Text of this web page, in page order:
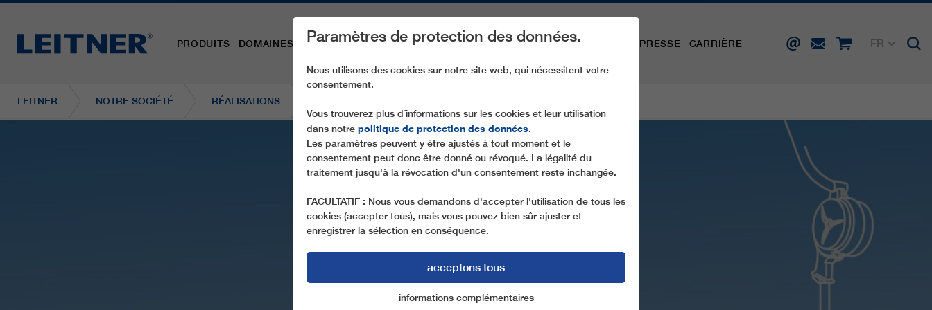
PRODUITS DOMAINES D´ACTIVITÉS PIÈCES DE RECHANGE SERVICE NOTRE SOCIÉTÉ PRESSE CARRIÈRE
FR
LEITNER NOTRE SOCIÉTÉ RÉALISATIONS
Paramètres de protection des données.
Nous utilisons des cookies sur notre site web, qui nécessitent votre
consentement.
Vous trouverez plus d´informations sur les cookies et leur utilisation
dans notre politique de protection des données.
Les paramètres peuvent y être ajustés à tout moment et le
consentement peut donc être donné ou révoqué. La légalité du
traitement jusqu'à la révocation d'un consentement reste inchangée.
FACULTATIF : Nous vous demandons d'accepter l'utilisation de tous les
cookies (accepter tous), mais vous pouvez bien sûr ajuster et
enregistrer la sélection en conséquence.
acceptons tous
cookies essentiels Marketing
informations complémentaires